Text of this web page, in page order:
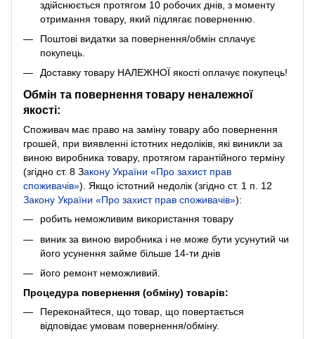
здійснюється протягом 10 робочих днів, з моменту
отримання товару, який підлягає поверненню.
Поштові видатки за повернення/обмін сплачує
покупець.
Доставку товару НАЛЕЖНОЇ якості оплачує покупець!
Обмін та повернення товару неналежної
якості:
Споживач має право на заміну товару або повернення
грошей, при виявленні істотних недоліків, які виникли за
виною виробника товару, протягом гарантійного терміну
(згідно ст. 8 Закону України «Про захист прав
споживачів»). Якщо істотний недолік (згідно ст. 1 п. 12
Закону України «Про захист прав споживачів»):
робить неможливим використання товару
виник за виною виробника і не може бути усунутий чи
його усунення займе більше 14-ти днів
його ремонт неможливий.
Процедура повернення (обміну) товарів:
Переконайтеся, що товар, що повертається
відповідає умовам повернення/обміну.